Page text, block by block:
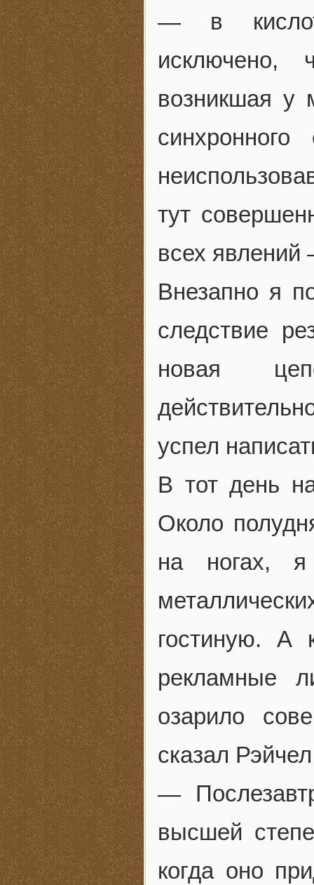
— в
исключено,
возникшая у
тут
всех явлений
Внезапно я
следствие
новая
успел
В тот день
Около
на ногах,
гостиную. А
рекламные
озарило
сказал
—
высшей
когда оно